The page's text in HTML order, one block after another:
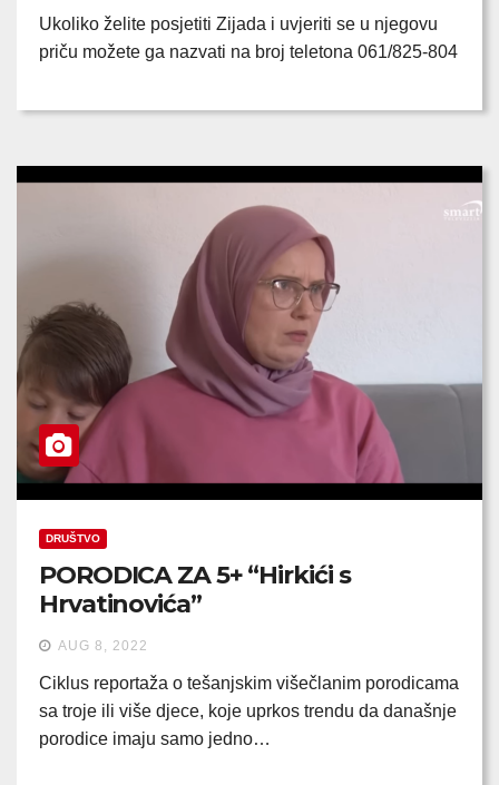
Ukoliko želite posjetiti Zijada i uvjeriti se u njegovu
priču možete ga nazvati na broj teletona 061/825-804
DRUŠTVO
PORODICA ZA 5+ “Hirkići s
Hrvatinovića”
AUG 8, 2022
Ciklus reportaža o tešanjskim višečlanim porodicama
sa troje ili više djece, koje uprkos trendu da današnje
porodice imaju samo jedno…